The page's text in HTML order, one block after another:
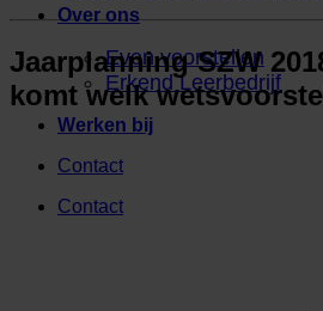
Over ons
Even voorstellen
Erkend Leerbedrijf
Werken bij
Contact
Contact
Jaarplanning SZW
komt welk